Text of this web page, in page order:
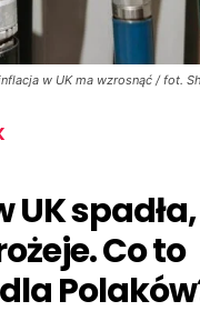
w UK ma wzrosnąć / fot.
UK
Co to